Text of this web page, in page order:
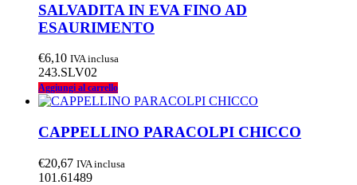
SALVADITA IN EVA FINO AD
ESAURIMENTO
€6,10 IVA inclusa
243.SLV02
Aggiungi al carrello
CAPPELLINO PARACOLPI CHICCO
€20,67 IVA inclusa
101.61489